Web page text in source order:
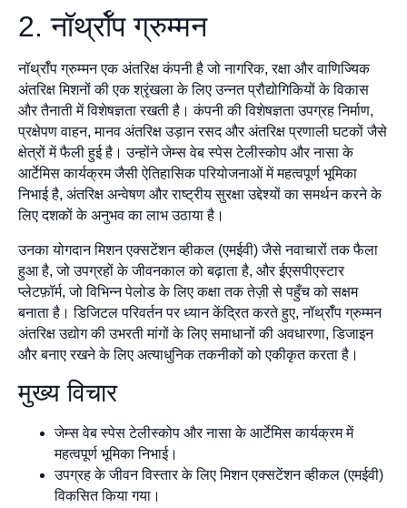
2. नॉर्थ्रॉप ग्रुम्मन
नॉर्थ्रॉप ग्रुम्मन एक अंतरिक्ष कंपनी है जो नागरिक, रक्षा और वाणिज्यिक
अंतरिक्ष मिशनों की एक श्रृंखला के लिए उन्नत प्रौद्योगिकियों के विकास
और तैनाती में विशेषज्ञता रखती है। कंपनी की विशेषज्ञता उपग्रह निर्माण,
प्रक्षेपण वाहन, मानव अंतरिक्ष उड़ान रसद और अंतरिक्ष प्रणाली घटकों जैसे
क्षेत्रों में फैली हुई है। उन्होंने जेम्स वेब स्पेस टेलीस्कोप और नासा के
आर्टेमिस कार्यक्रम जैसी ऐतिहासिक परियोजनाओं में महत्वपूर्ण भूमिका
निभाई है, अंतरिक्ष अन्वेषण और राष्ट्रीय सुरक्षा उद्देश्यों का समर्थन करने के
लिए दशकों के अनुभव का लाभ उठाया है।
उनका योगदान मिशन एक्सटेंशन व्हीकल (एमईवी) जैसे नवाचारों तक फैला
हुआ है, जो उपग्रहों के जीवनकाल को बढ़ाता है, और ईएसपीएस्टार
प्लेटफ़ॉर्म, जो विभिन्न पेलोड के लिए कक्षा तक तेज़ी से पहुँच को सक्षम
बनाता है। डिजिटल परिवर्तन पर ध्यान केंद्रित करते हुए, नॉर्थ्रॉप ग्रुम्मन
अंतरिक्ष उद्योग की उभरती मांगों के लिए समाधानों की अवधारणा, डिजाइन
और बनाए रखने के लिए अत्याधुनिक तकनीकों को एकीकृत करता है।
मुख्य विचार
जेम्स वेब स्पेस टेलीस्कोप और नासा के आर्टेमिस कार्यक्रम में
महत्वपूर्ण भूमिका निभाई।
उपग्रह के जीवन विस्तार के लिए मिशन एक्सटेंशन व्हीकल (एमईवी)
विकसित किया गया।